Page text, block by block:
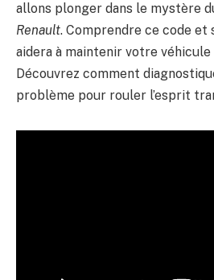
allons plonger dans le mystère
Renault. Comprendre ce code et
aidera à maintenir votre
Découvrez comment
problème pour rouler l’esprit